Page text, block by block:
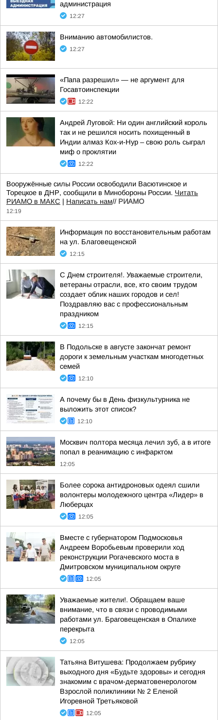
администрация
12:27
Вниманию автомобилистов.
12:27
«Папа разрешил» — не аргумент для
Госавтоинспекции
12:22
Андрей Луговой: Ни один английский король
так и не решился носить похищенный в
Индии алмаз Кох-и-Нур – свою роль сыграл
миф о проклятии
12:22
Вооружённые силы России освободили Васютинское и
Торецкое в ДНР, сообщили в Минобороны России. Читать
РИАМО в МАКС | Написать нам// РИАМО
12:19
Информация по восстановительным работам
на ул. Благовещенской
12:15
С Днем строителя!. Уважаемые строители,
ветераны отрасли, все, кто своим трудом
создает облик наших городов и сел!
Поздравляю вас с профессиональным
праздником
12:15
В Подольске в августе закончат ремонт
дороги к земельным участкам многодетных
семей
12:10
А почему бы в День физкультурника не
выложить этот список?
12:10
Москвич полтора месяца лечил зуб, а в итоге
попал в реанимацию с инфарктом
12:05
Более сорока антидроновых одеял сшили
волонтеры молодежного центра «Лидер» в
Люберцах
12:05
Вместе с губернатором Подмосковья
Андреем Воробьевым проверили ход
реконструкции Рогачевского моста в
Дмитровском муниципальном округе
12:05
Уважаемые жители!. Обращаем ваше
внимание, что в связи с проводимыми
работами ул. Браговещенская в Опалихе
перекрыта
12:05
Татьяна Витушева: Продолжаем рубрику
выходного дня «Будьте здоровы» и сегодня
знакомим с врачом-дерматовенерологом
Взрослой поликлиники № 2 Еленой
Игоревной Третьяковой
12:05